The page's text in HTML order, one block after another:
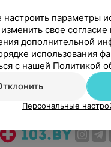
параметры
свое
дополнительной
использования
с нашей Политикой
Персональные